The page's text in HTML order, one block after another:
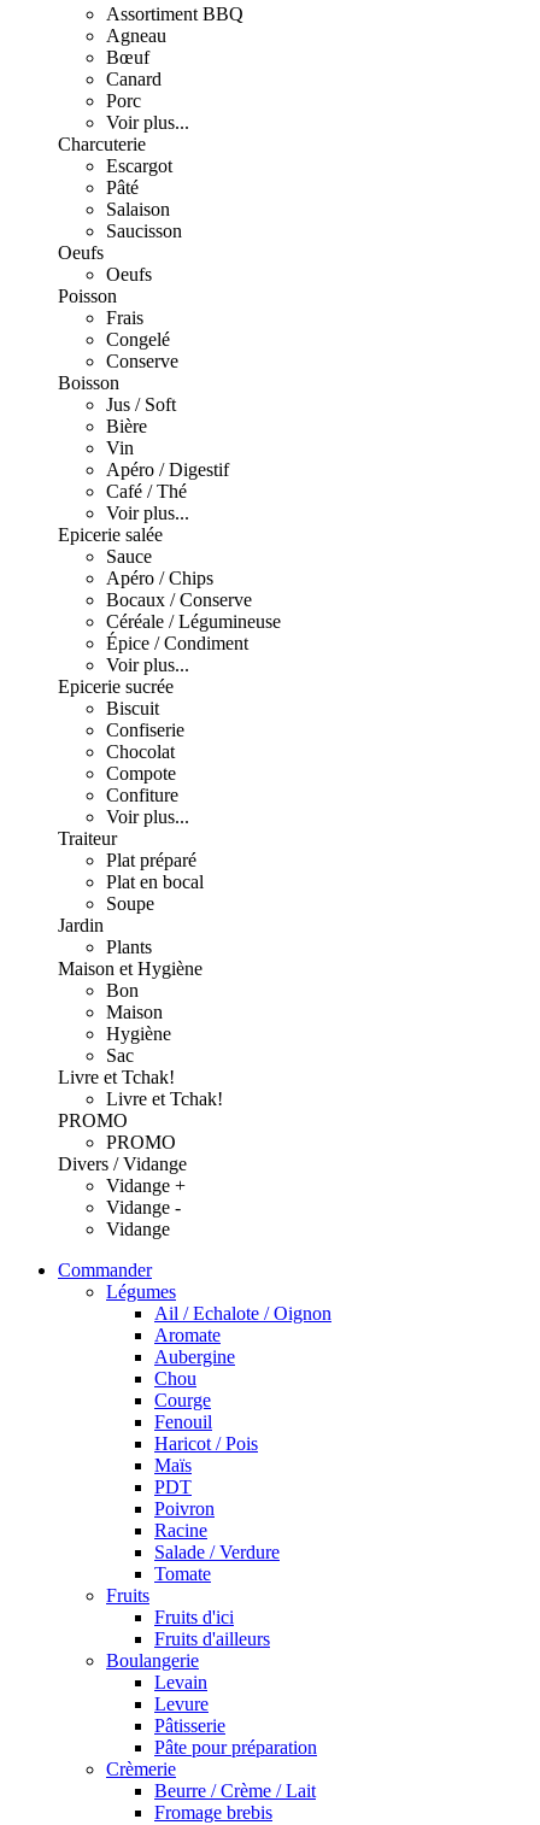
Assortiment BBQ
Agneau
Bœuf
Canard
Porc
Voir plus...
Charcuterie
Escargot
Pâté
Salaison
Saucisson
Oeufs
Oeufs
Poisson
Frais
Congelé
Conserve
Boisson
Jus / Soft
Bière
Vin
Apéro / Digestif
Café / Thé
Voir plus...
Epicerie salée
Sauce
Apéro / Chips
Bocaux / Conserve
Céréale / Légumineuse
Épice / Condiment
Voir plus...
Epicerie sucrée
Biscuit
Confiserie
Chocolat
Compote
Confiture
Voir plus...
Traiteur
Plat préparé
Plat en bocal
Soupe
Jardin
Plants
Maison et Hygiène
Bon
Maison
Hygiène
Sac
Livre et Tchak!
Livre et Tchak!
PROMO
PROMO
Divers / Vidange
Vidange +
Vidange -
Vidange
Commander
Légumes
Ail / Echalote / Oignon
Aromate
Aubergine
Chou
Courge
Fenouil
Haricot / Pois
Maïs
PDT
Poivron
Racine
Salade / Verdure
Tomate
Fruits
Fruits d'ici
Fruits d'ailleurs
Boulangerie
Levain
Levure
Pâtisserie
Pâte pour préparation
Crèmerie
Beurre / Crème / Lait
Fromage brebis